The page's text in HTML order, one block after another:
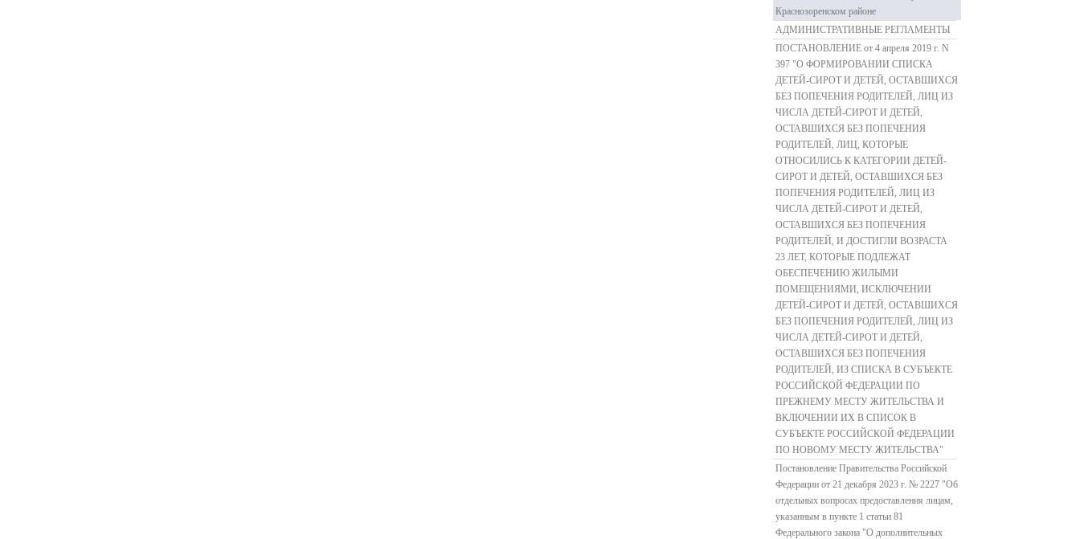
Краснозоренском районе
АДМИНИСТРАТИВНЫЕ РЕГЛАМЕНТЫ
ПОСТАНОВЛЕНИЕ от 4 апреля 2019 г. N
397 "О ФОРМИРОВАНИИ СПИСКА
ДЕТЕЙ-СИРОТ И ДЕТЕЙ, ОСТАВШИХСЯ
БЕЗ ПОПЕЧЕНИЯ РОДИТЕЛЕЙ, ЛИЦ ИЗ
ЧИСЛА ДЕТЕЙ-СИРОТ И ДЕТЕЙ,
ОСТАВШИХСЯ БЕЗ ПОПЕЧЕНИЯ
РОДИТЕЛЕЙ, ЛИЦ, КОТОРЫЕ
ОТНОСИЛИСЬ К КАТЕГОРИИ ДЕТЕЙ-
СИРОТ И ДЕТЕЙ, ОСТАВШИХСЯ БЕЗ
ПОПЕЧЕНИЯ РОДИТЕЛЕЙ, ЛИЦ ИЗ
ЧИСЛА ДЕТЕЙ-СИРОТ И ДЕТЕЙ,
ОСТАВШИХСЯ БЕЗ ПОПЕЧЕНИЯ
РОДИТЕЛЕЙ, И ДОСТИГЛИ ВОЗРАСТА
23 ЛЕТ, КОТОРЫЕ ПОДЛЕЖАТ
ОБЕСПЕЧЕНИЮ ЖИЛЫМИ
ПОМЕЩЕНИЯМИ, ИСКЛЮЧЕНИИ
ДЕТЕЙ-СИРОТ И ДЕТЕЙ, ОСТАВШИХСЯ
БЕЗ ПОПЕЧЕНИЯ РОДИТЕЛЕЙ, ЛИЦ ИЗ
ЧИСЛА ДЕТЕЙ-СИРОТ И ДЕТЕЙ,
ОСТАВШИХСЯ БЕЗ ПОПЕЧЕНИЯ
РОДИТЕЛЕЙ, ИЗ СПИСКА В СУБЪЕКТЕ
РОССИЙСКОЙ ФЕДЕРАЦИИ ПО
ПРЕЖНЕМУ МЕСТУ ЖИТЕЛЬСТВА И
ВКЛЮЧЕНИИ ИХ В СПИСОК В
СУБЪЕКТЕ РОССИЙСКОЙ ФЕДЕРАЦИИ
ПО НОВОМУ МЕСТУ ЖИТЕЛЬСТВА"
Постановление Правительства Российской
Федерации от 21 декабря 2023 г. № 2227 "Об
отдельных вопросах предоставления лицам,
указанным в пункте 1 статьи 81
Федерального закона "О дополнительных